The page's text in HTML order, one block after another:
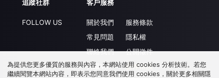
追蹤社群
FOLLOW US
客戶服務
關於我們
常見問題
聯絡我們
升級VIP
服務條款
隱私權
公開徵件
合作洽談
為提供您更多優質的服務與內容，本網站使用 cookies 分析技術。若您
繼續閱覽本網站內容，即表示您同意我們使用 cookies，關於更多相關隱